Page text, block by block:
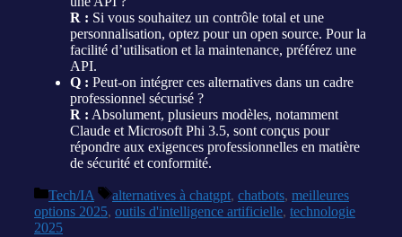
R : Si vous souhaitez un contrôle total et une
personnalisation, optez pour un open source. Pour la
facilité d’utilisation et la maintenance, préférez une
API.
Q : Peut-on intégrer ces alternatives dans un cadre
professionnel sécurisé ?
R : Absolument, plusieurs modèles, notamment
Claude et Microsoft Phi 3.5, sont conçus pour
répondre aux exigences professionnelles en matière
de sécurité et conformité.
Catégories
Tech/IA Étiquettes
alternatives à chatgpt, chatbots, meilleures
options 2025, outils d'intelligence artificielle, technologie
2025